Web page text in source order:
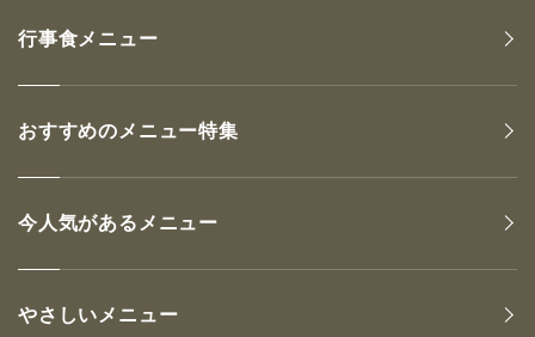
行事食メニュー
おすすめのメニュー特集
今人気があるメニュー
やさしいメニュー